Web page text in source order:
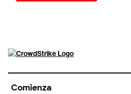
Comienza